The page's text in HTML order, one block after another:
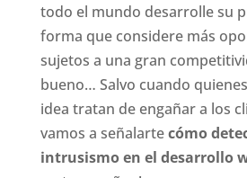
todo el mundo desarrolle su
forma que considere más
sujetos a una gran
bueno… Salvo cuando
idea tratan de engañar a los
vamos a señalartecómo
intrusismo en el desarrollo